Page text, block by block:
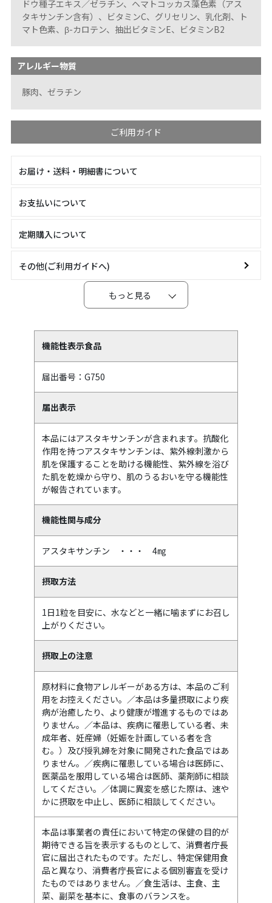
ドウ種子エキス／ゼラチン、ヘマトコッカス藻色素（アス
タキサンチン含有）、ビタミンC、グリセリン、乳化剤、ト
マト色素、β-カロテン、抽出ビタミンE、ビタミンB2
アレルギー物質
豚肉、ゼラチン
ご利用ガイド
お届け・送料・明細書について
お支払いについて
定期購入について
その他(ご利用ガイドへ)
機能性表示食品
届出番号：G750
届出表示
本品にはアスタキサンチンが含まれます。抗酸化
作用を持つアスタキサンチンは、紫外線刺激から
肌を保護することを助ける機能性、紫外線を浴び
た肌を乾燥から守り、肌のうるおいを守る機能性
が報告されています。
機能性関与成分
アスタキサンチン ・・・ 4㎎
摂取方法
1日1粒を目安に、水などと一緒に噛まずにお召し
上がりください。
摂取上の注意
原材料に食物アレルギーがある方は、本品のご利
用をお控えください。／本品は多量摂取により疾
病が治癒したり、より健康が増進するものではあ
りません。／本品は、疾病に罹患している者、未
成年者、妊産婦（妊娠を計画している者を含
む。）及び授乳婦を対象に開発された食品ではあ
りません。／疾病に罹患している場合は医師に、
医薬品を服用している場合は医師、薬剤師に相談
してください。／体調に異変を感じた際は、速や
かに摂取を中止し、医師に相談してください。
本品は事業者の責任において特定の保健の目的が
期待できる旨を表示するものとして、消費者庁長
官に届出されたものです。ただし、特定保健用食
品と異なり、消費者庁長官による個別審査を受け
たものではありません。／食生活は、主食、主
菜、副菜を基本に、食事のバランスを。